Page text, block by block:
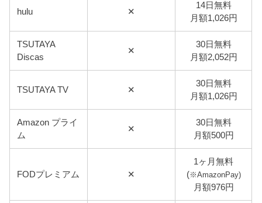
hulu ✕
14日無料
月額1,026円
TSUTAYA
Discas
✕
30日無料
月額2,052円
TSUTAYA TV ✕
30日無料
月額1,026円
Amazon プライ
ム
✕
30日無料
月額500円
FODプレミアム ✕
1ヶ月無料
(※AmazonPay)
月額976円